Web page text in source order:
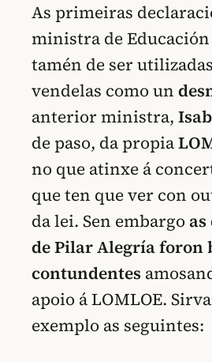
As primeiras
ministra de
tamén de ser
vendelas como un
anterior ministra,
de paso, da propia
no que atinxe á
que ten que ver con
da lei. Sen embargo
de Pilar Alegría foron
contundentes
apoio á LOMLOE.
exemplo as seguintes: